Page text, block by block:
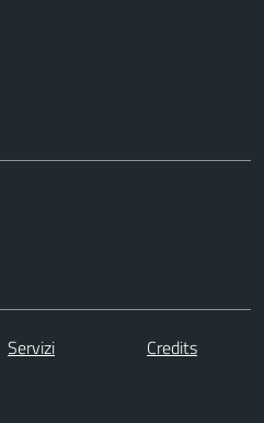
Servizi
Credits